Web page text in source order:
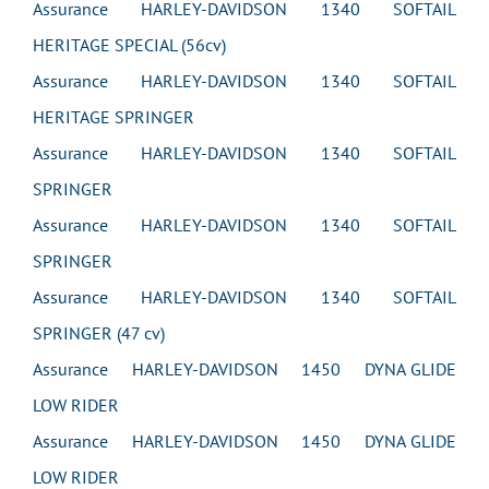
Assurance HARLEY-DAVIDSON 1340 SOFTAIL
HERITAGE SPECIAL (56cv)
Assurance HARLEY-DAVIDSON 1340 SOFTAIL
HERITAGE SPRINGER
Assurance HARLEY-DAVIDSON 1340 SOFTAIL
SPRINGER
Assurance HARLEY-DAVIDSON 1340 SOFTAIL
SPRINGER
Assurance HARLEY-DAVIDSON 1340 SOFTAIL
SPRINGER (47 cv)
Assurance HARLEY-DAVIDSON 1450 DYNA GLIDE
LOW RIDER
Assurance HARLEY-DAVIDSON 1450 DYNA GLIDE
LOW RIDER